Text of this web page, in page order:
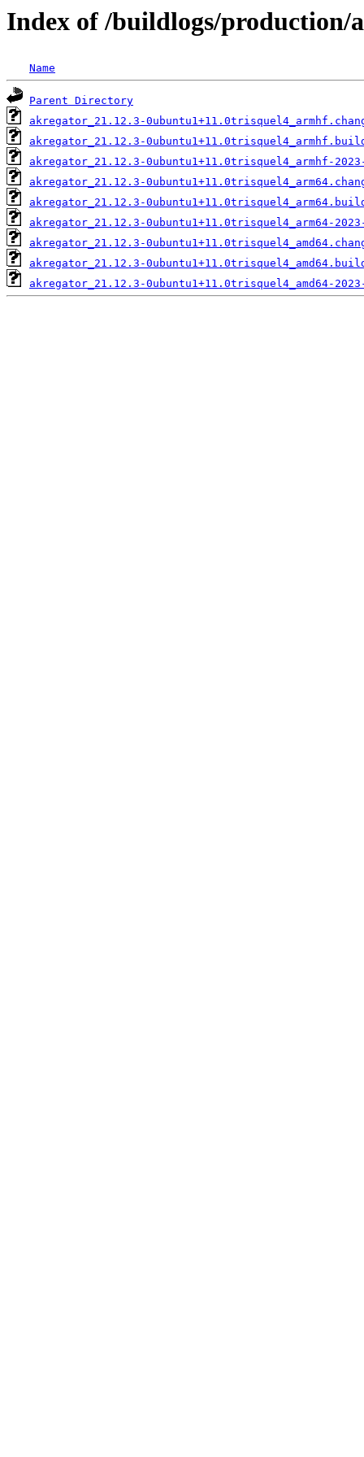
Index of /buildlogs/production/
Name
Parent Directory
akregator_21.12.3-
akregator_21.12.3-
akregator_21.12.3-0ubuntu1+11.0trisquel4_armhf-
akregator_21.12.3-
akregator_21.12.3-
akregator_21.12.3-0ubuntu1+11.0trisquel4_arm64-
akregator_21.12.3-
akregator_21.12.3-
akregator_21.12.3-0ubuntu1+11.0trisquel4_amd64-